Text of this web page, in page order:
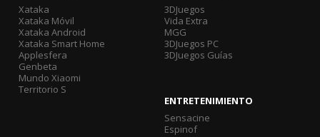
Xataka
Xataka Móvil
Xataka Android
Xataka Smart Home
Applesfera
Genbeta
Mundo Xiaomi
Territorio S
3DJuegos
Vida Extra
MGG
3DJuegos PC
3DJuegos Guías
ENTRETENIMIENTO
Sensacine
Espinof